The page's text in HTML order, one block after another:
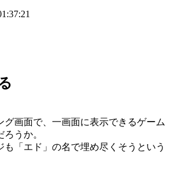
グ画面で、一画面に表示できるゲーム
うか。
も「エド」の名で埋め尽くそうという